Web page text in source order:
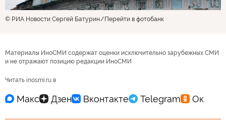
© РИА Новости Сергей Батурин Перейти в фотобанк
Материалы ИноСМИ содержат оценки исключительно зарубежных СМИ
и не отражают позицию редакции ИноСМИ
Читать inosmi.ru в